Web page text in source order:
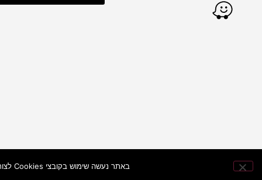
באתר נעשה שימוש בקובצי Cookies לצורך שיפור חוויית הגלישה, התאמת התוכן וניתוח ביצועי האתר — כדי להעניק לכם חוויית קנייה מהירה ונוחה יותר.